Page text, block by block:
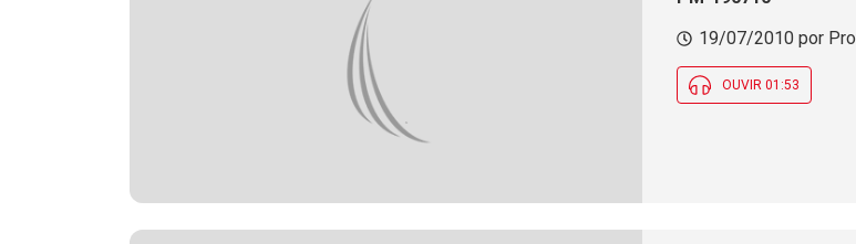
19/07/2010 por
OUVIR 01:53